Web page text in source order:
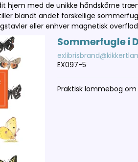
hjem med de unikke håndskårne
blandt andet forskellige
eller enhver magnetisk
Sommerfugle i
EX097-5
Praktisk lommebog